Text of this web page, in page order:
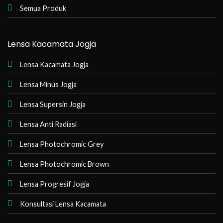
Semua Produk
Lensa Kacamata Jogja
Lensa Kacamata Jogja
Lensa Minus Jogja
Lensa Supersin Jogja
Lensa Anti Radiasi
Lensa Photochromic Grey
Lensa Photochromic Brown
Lensa Progresif Jogja
Konsultasi Lensa Kacamata